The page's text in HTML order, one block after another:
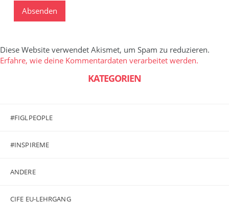
Diese Website verwendet Akismet, um Spam zu reduzieren.
Erfahre, wie deine Kommentardaten verarbeitet werden.
KATEGORIEN
#FIGLPEOPLE
#INSPIREME
ANDERE
CIFE EU-LEHRGANG